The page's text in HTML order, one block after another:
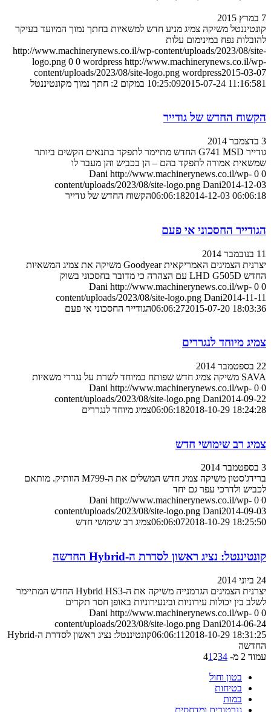
7 במרץ 2015
קונטיננטל משיקה צמיג מניע חדש למשאיות בחתך נמוך המיועד בעיקר
להובלות נפח במינימום עלות
http://www.machinerynews.co.il/wp-content/uploads/2023/08/site-
logo.png 0 0 wordpress http://www.machinerynews.co.il/wp-
content/uploads/2023/08/site-logo.png wordpress2015-03-07
10:25:092015-07-24 11:16:581 במקום 2: חתך נמוך מקונטיננטל
הקשוח החדש של גודייר
3 בדצמבר 2014
גודייר G741 MSD החדש מתיימר לתפקד בתנאים הקשים ביותר
שמשאית אמורה לתפקד בהם – הן בכביש והן מעבר לו
0
0
Dani http://www.machinerynews.co.il/wp-
content/uploads/2023/08/site-logo.png Dani2014-12-03
06:06:182014-12-03 06:06:18 הקשוח החדש של גודייר
הגודייר החסכוני אי פעם
11 בנובמבר 2014
יצרנית הצמיגים האמריקאית Goodyear משיקה את צמיג המשאיות
החדש LHD G505D עם הצהרה כי מדובר בחסכוני בשוק
0
0
Dani http://www.machinerynews.co.il/wp-
content/uploads/2023/08/site-logo.png Dani2014-11-11
06:06:272015-07-20 18:03:36 הגודייר החסכוני אי פעם
צמיג מיוחד לנגררים
22 בספטמבר 2014
SAVA משיקה צמיג חדש שפותח במיוחד לשרת על נגררי משאיות
0
0
Dani http://www.machinerynews.co.il/wp-
content/uploads/2023/08/site-logo.png Dani2014-09-22
06:06:182018-10-29 18:24:28 צמיג מיוחד לנגררים
צמיג רב שימושי חדש
3 בספטמבר 2014
ברידג'סטון משיקה צמיג חדש המשלים את ה-M799 הוותיק. מותאם
לכביש ולדרכי עפר גם יחד
0
0
Dani http://www.machinerynews.co.il/wp-
content/uploads/2023/08/site-logo.png Dani2014-09-03
06:06:072018-10-29 18:25:50 צמיג רב שימושי חדש
קונטיננטל: נציג ראשון לסדרת ה-Hybrid החדשה
24 ביוני 2014
יצרנית הצמיגים הגרמנייה משיקה את ה-Hybrid HS3 החדש המתיימר
לשלב בין יכולות עירוניות ובינעירוניות באופן חסר תקדים
0
0
Dani http://www.machinerynews.co.il/wp-
content/uploads/2023/08/site-logo.png Dani2014-06-24
06:06:11 2018-10-29 18:31:25
קונטיננטל: נציג ראשון לסדרת ה-Hybrid
החדשה
עמוד 2 מ- 4
1 234
בטון וחול
בטיחות
במות
גנרטורים ומדחסים